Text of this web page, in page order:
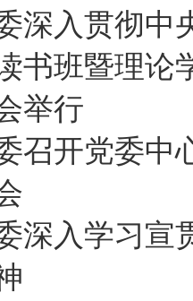
深入贯彻中
书班暨理论
举行
召开党委中
深入学习宣